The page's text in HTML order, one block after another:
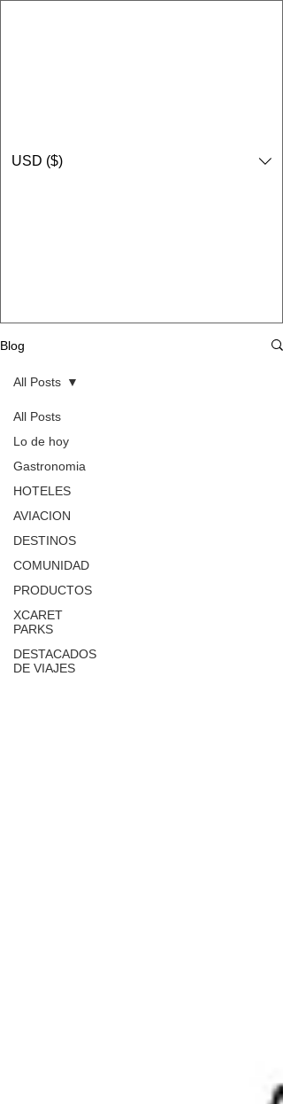
USD ($)
Blog
All Posts
Lo de hoy
Gastronomia
HOTELES
AVIACION
DESTINOS
COMUNIDAD
PRODUCTOS
XCARET
PARKS
DESTACADOS
DE VIAJES
All Posts